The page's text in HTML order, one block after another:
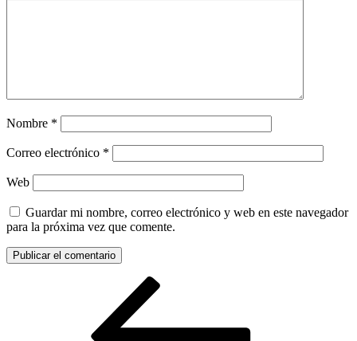
Nombre *
Correo electrónico *
Web
Guardar mi nombre, correo electrónico y web en este navegador
para la próxima vez que comente.